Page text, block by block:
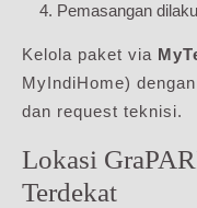
Pemasangan
Kelola paket via
MyIndiHome)
dan request teknisi.
Lokasi
Terdekat